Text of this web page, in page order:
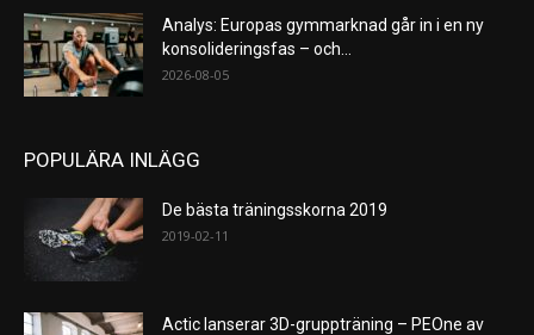
Analys: Europas gymmarknad går in i en ny
konsolideringsfas – och...
2026-08-05
POPULÄRA INLÄGG
De bästa träningsskorna 2019
2019-02-11
Actic lanserar 3D-gruppträning – PEOne av